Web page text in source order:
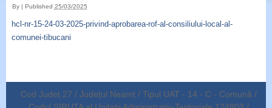
By | Published 25/03/2025
hcl-nr-15-24-03-2025-privind-aprobarea-rof-al-consiliului-local-al-
comunei-tibucani
Cod Județ 27 / Județul Neamț / Tipul UAT - 14 - C - Comună /